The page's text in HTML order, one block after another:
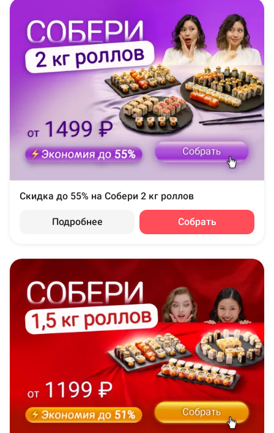
Скидка до 55% на Собери 2 кг роллов
Подробнее Собрать